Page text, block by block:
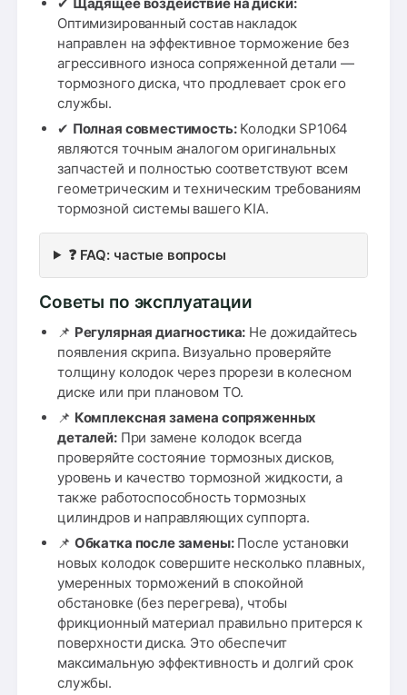
Оптимизированный состав накладок
направлен на эффективное торможение без
агрессивного износа сопряженной детали —
тормозного диска, что продлевает срок его
службы.
✔ Полная совместимость:Колодки SP1064
являются точным аналогом оригинальных
запчастей и полностью соответствуют всем
геометрическим и техническим требованиям
тормозной системы вашего KIA.
❓ FAQ: частые вопросы
Советы по эксплуатации
📌 Регулярная диагностика: Не дожидайтесь
появления скрипа. Визуально проверяйте
толщину колодок через прорези в колесном
диске или при плановом ТО.
📌 Комплексная замена сопряженных
деталей:При замене колодок всегда
проверяйте состояние тормозных дисков,
уровень и качество тормозной жидкости, а
также работоспособность тормозных
цилиндров и направляющих суппорта.
📌 Обкатка после замены:После установки
новых колодок совершите несколько плавных,
умеренных торможений в спокойной
обстановке (без перегрева), чтобы
фрикционный материал правильно притерся к
поверхности диска. Это обеспечит
максимальную эффективность и долгий срок
службы.